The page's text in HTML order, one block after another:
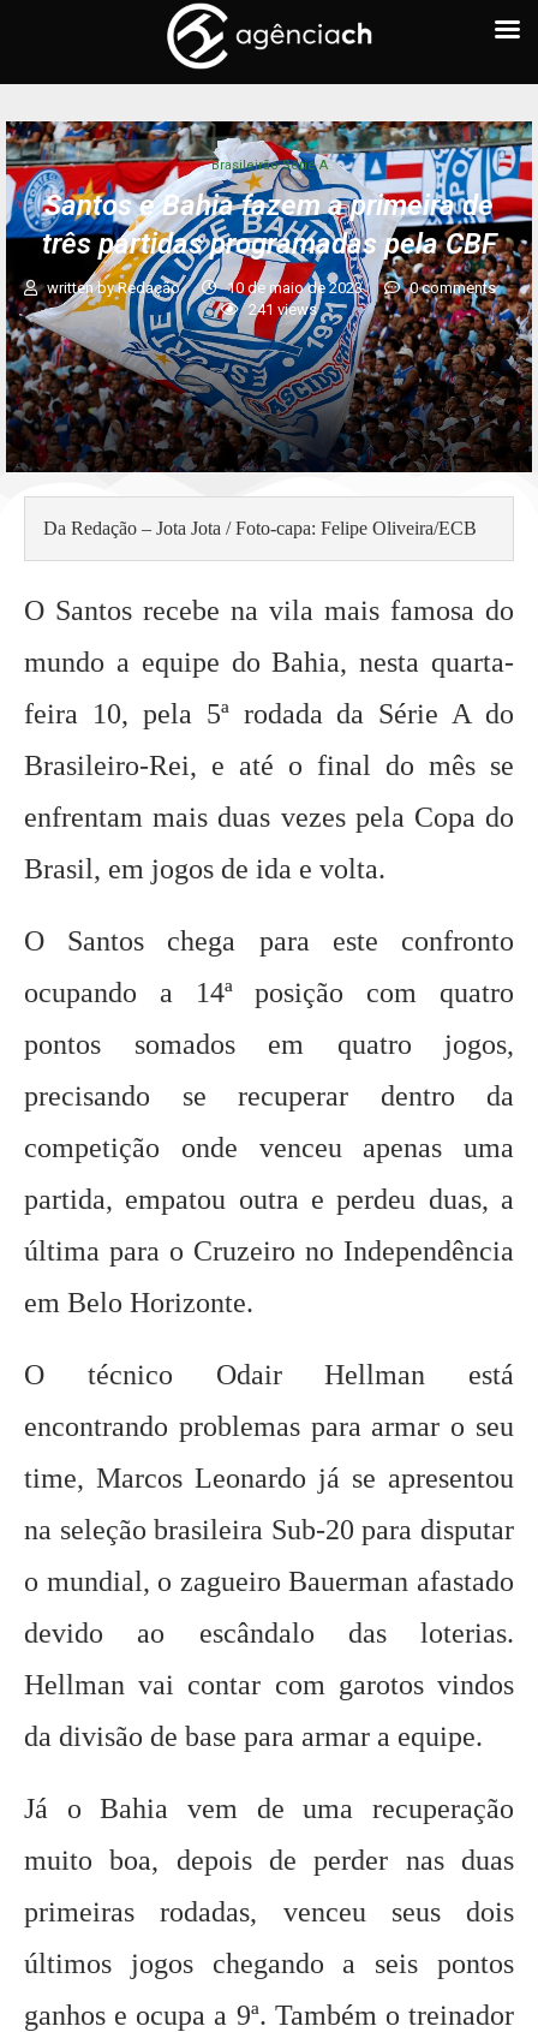
Brasileirão Série A
Santos e Bahia fazem a primeira de
três partidas programadas pela CBF
written byRedação 10 de maio de 2023
0 comments
241 views
Da Redação – Jota Jota / Foto-capa: Felipe Oliveira/ECB
O Santos recebe na vila mais famosa do
mundo a equipe do Bahia, nesta quarta-
feira 10, pela 5ª rodada da Série A do
Brasileiro-Rei, e até o final do mês se
enfrentam mais duas vezes pela Copa do
Brasil, em jogos de ida e volta.
O Santos chega para este confronto
ocupando a 14ª posição com quatro
pontos somados em quatro jogos,
precisando se recuperar dentro da
competição onde venceu apenas uma
partida, empatou outra e perdeu duas, a
última para o Cruzeiro no Independência
em Belo Horizonte.
O técnico Odair Hellman está
encontrando problemas para armar o seu
time, Marcos Leonardo já se apresentou
na seleção brasileira Sub-20 para disputar
o mundial, o zagueiro Bauerman afastado
devido ao escândalo das loterias.
Hellman vai contar com garotos vindos
da divisão de base para armar a equipe.
Já o Bahia vem de uma recuperação
muito boa, depois de perder nas duas
primeiras rodadas, venceu seus dois
últimos jogos chegando a seis pontos
ganhos e ocupa a 9ª. Também o treinador